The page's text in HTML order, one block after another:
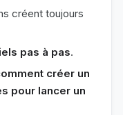
créent toujours
pas à pas.
créer un
pour lancer un